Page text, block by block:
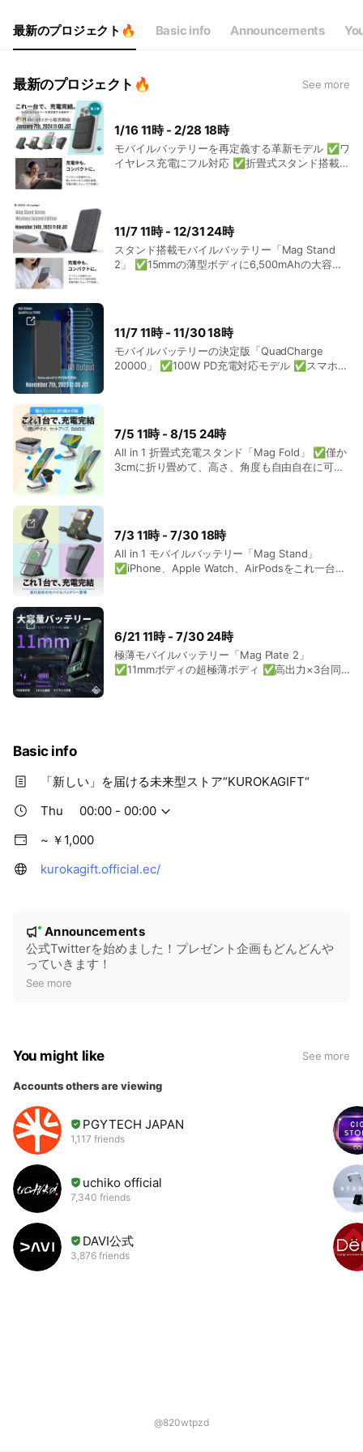
Sat00:00 - 00:00
最新のプロジェクト🔥 Basic info Announcements
最新のプロジェクト🔥 See more
1/16 11時 - 2/28 18時
モバイルバッテリーを再定義する革新モデル ✅ワ
イヤレス充電にフル対応 ✅折畳式スタンド搭載の
11/7 11時 - 12/31 24時
スタンド搭載モバイルバッテリー「Mag Stand
2」 ✅15mmの薄型ボディに6,500mAhの大容量
11/7 11時 - 11/30 18時
モバイルバッテリーの決定版「QuadCharge
20000」 ✅100W PD充電対応モデル ✅スマホサ
7/5 11時 - 8/15 24時
All in 1 折畳式充電スタンド「Mag Fold」 ✅僅か
3cmに折り畳めて、高さ、角度も自由自在に可動
7/3 11時 - 7/30 18時
All in 1 モバイルバッテリー「Mag Stand」
✅iPhone、Apple Watch、AirPodsをこれ一台で
6/21 11時 - 7/30 24時
極薄モバイルバッテリー「Mag Plate 2」
✅11mmボディの超極薄ボディ ✅高出力×3台同
Basic info
「新しい」を届ける未来型ストア“KUROKAGIFT“
Thu
00:00 - 00:00
~ ￥1,000
kurokagift.official.ec/
New
Announcements
公式Twitterを始めました！プレゼント企画もどんどんや
っていきます！
See more
You might like See more
Accounts others are viewing
PGYTECH JAPAN
1,117 friends
uchiko official
7,340 friends
DAVI公式
3,876 friends
@820wtpzd